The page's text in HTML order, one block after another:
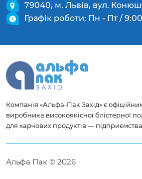
79040, м. Львів, вул.
Графік роботи: Пн - Пт /
Компанія «Альфа-Пак Захід» є
виробника високоякісної блістерної
для харчових продуктів —
Альфа Пак © 2026